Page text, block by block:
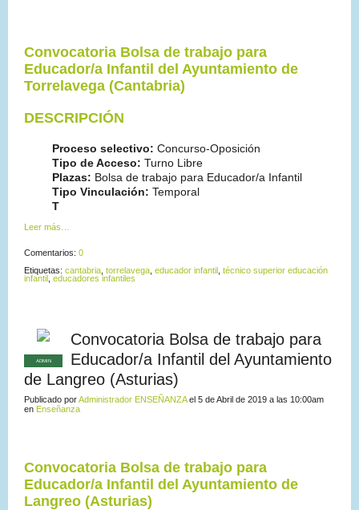
Convocatoria Bolsa de trabajo para
Educador/a Infantil del Ayuntamiento de
Torrelavega (Cantabria)
DESCRIPCIÓN
Proceso selectivo: Concurso-Oposición
Tipo de Acceso: Turno Libre
Plazas: Bolsa de trabajo para Educador/a Infantil
Tipo Vinculación: Temporal
T
Leer más…
Comentarios: 0
Etiquetas: cantabria torrelavega educador infantil técnico superior educación
infantil educadores infantiles
ADMIN
Convocatoria Bolsa de trabajo para
Educador/a Infantil del Ayuntamiento
de Langreo (Asturias)
Publicado porAdministrador ENSEÑANZAel 5 de Abril de 2019 a las 10:00am
en Enseñanza
Convocatoria Bolsa de trabajo para
Educador/a Infantil del Ayuntamiento de
Langreo (Asturias)